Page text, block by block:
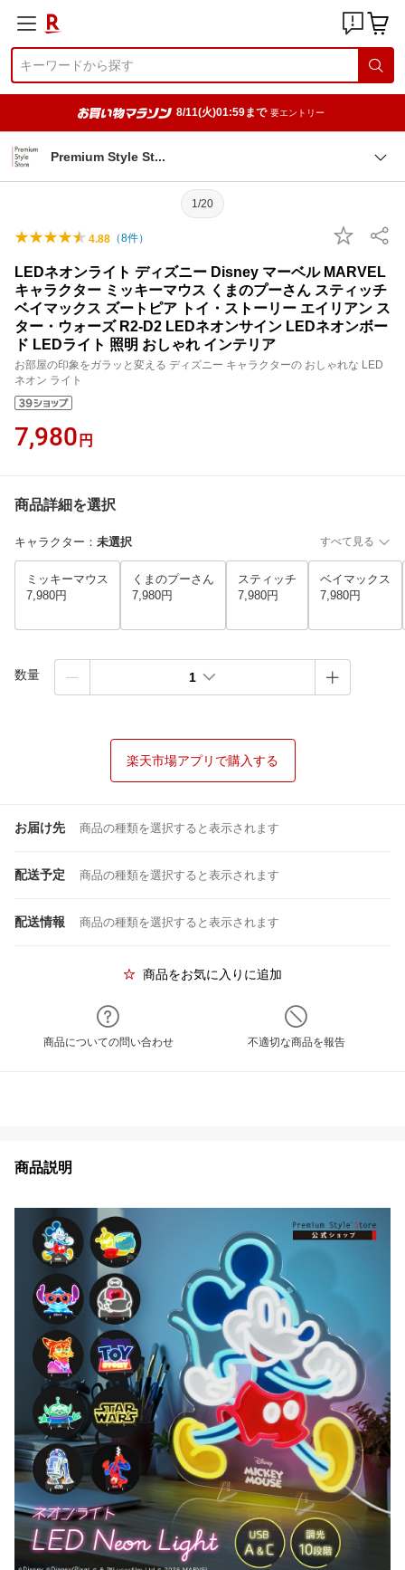
8/11(火)01:59まで 要エントリー
Premium Style St
1/20
4.88 （8件）
LEDネオンライト ディズニー Disney マーベル MARVEL
キャラクター ミッキーマウス くまのプーさん スティッチ
ベイマックス ズートピア トイ・ストーリー エイリアン ス
ター・ウォーズ R2-D2 LEDネオンサイン LEDネオンボー
ド LEDライト 照明 おしゃれ インテリア
お部屋の印象をガラッと変える ディズニー キャラクターの おしゃれな LED
ネオン ライト
7,980 円
商品詳細を選択
キャラクター ： 未選択 すべて見る
ミッキーマウス
7,980円
くまのプーさん
7,980円
スティッチ
7,980円
ベイマックス
7,980円
数量 1
楽天市場アプリで購入する
お届け先 商品の種類を選択すると表示されます
配送予定 商品の種類を選択すると表示されます
配送情報 商品の種類を選択すると表示されます
商品をお気に入りに追加
商品についての問い合わせ 不適切な商品を報告
商品説明